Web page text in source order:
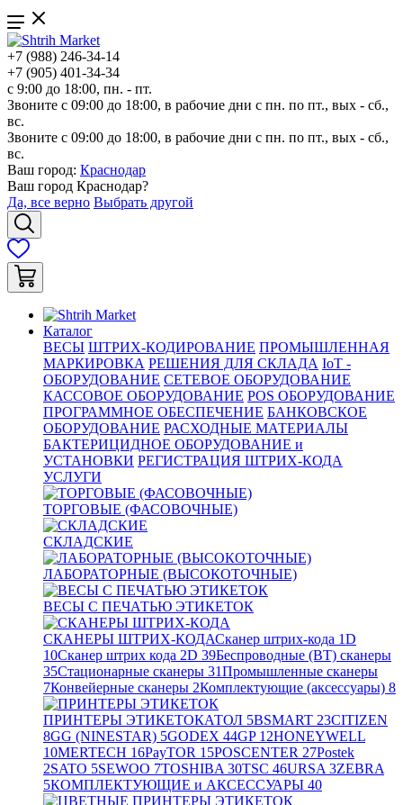
+7 (988) 246-34-14
+7 (905) 401-34-34
с 9:00 до 18:00, пн. - пт.
Звоните с 09:00 до 18:00, в рабочие дни с пн. по пт., вых - сб.,
вс.
Звоните с 09:00 до 18:00, в рабочие дни с пн. по пт., вых - сб.,
вс.
Ваш город: Краснодар
Ваш город Краснодар?
Да, все верно Выбрать другой
Каталог
ВЕСЫ ШТРИХ-КОДИРОВАНИЕ ПРОМЫШЛЕННАЯ
МАРКИРОВКА РЕШЕНИЯ ДЛЯ СКЛАДА IoT -
ОБОРУДОВАНИЕ СЕТЕВОЕ ОБОРУДОВАНИЕ
КАССОВОЕ ОБОРУДОВАНИЕ POS ОБОРУДОВАНИЕ
ПРОГРАММНОЕ ОБЕСПЕЧЕНИЕ БАНКОВСКОЕ
ОБОРУДОВАНИЕ РАСХОДНЫЕ МАТЕРИАЛЫ
БАКТЕРИЦИДНОЕ ОБОРУДОВАНИЕ и
УСТАНОВКИ РЕГИСТРАЦИЯ ШТРИХ-КОДА
УСЛУГИ
ТОРГОВЫЕ (ФАСОВОЧНЫЕ)
СКЛАДСКИЕ
ЛАБОРАТОРНЫЕ (ВЫСОКОТОЧНЫЕ)
ВЕСЫ С ПЕЧАТЬЮ ЭТИКЕТОК
СКАНЕРЫ ШТРИХ-КОДАСканер штрих-кода 1D
10Сканер штрих кода 2D 39Беспроводные (BT) сканеры
35Стационарные сканеры 31Промышленные сканеры
7Конвейерные сканеры 2Комплектующие (аксессуары) 8
ПРИНТЕРЫ ЭТИКЕТОКАТОЛ 5BSMART 23CITIZEN
8GG (NINESTAR) 5GODEX 44GP12HONEYWELL
10MERTECH 16PayTOR 15POSCENTER 27Postek
2SATO 5SEWOO 7TOSHIBA 30TSC 46URSA 3ZEBRA
5КОМПЛЕКТУЮЩИЕ и АКСЕССУАРЫ 40